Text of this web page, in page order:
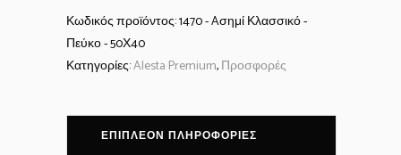
Κωδικός προϊόντος:1470 - Aσημί Κλασσικό -
Πεύκο - 50Χ40
Κατηγορίες:Alesta Premium,Προσφορές
ΕΠΙΠΛΈΟΝ ΠΛΗΡΟΦΟΡΊΕΣ